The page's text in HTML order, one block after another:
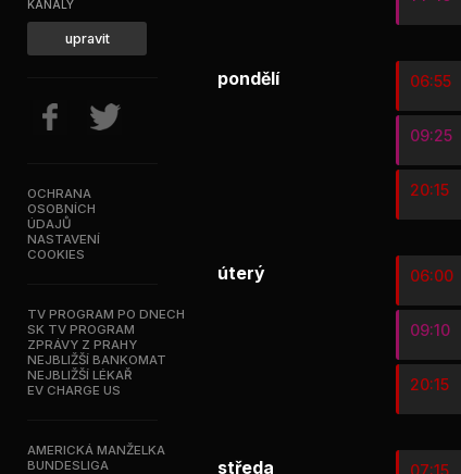
KANÁLY
upravit
OCHRANA
OSOBNÍCH
ÚDAJŮ
NASTAVENÍ
COOKIES
TV PROGRAM PO DNECH
SK TV PROGRAM
ZPRÁVY Z PRAHY
NEJBLIŽŠÍ BANKOMAT
NEJBLIŽŠÍ LÉKAŘ
EV CHARGE US
AMERICKÁ MANŽELKA
BUNDESLIGA
pondělí 06:55
09:25
20:15
úterý 06:00
09:10
20:15
středa 07:15